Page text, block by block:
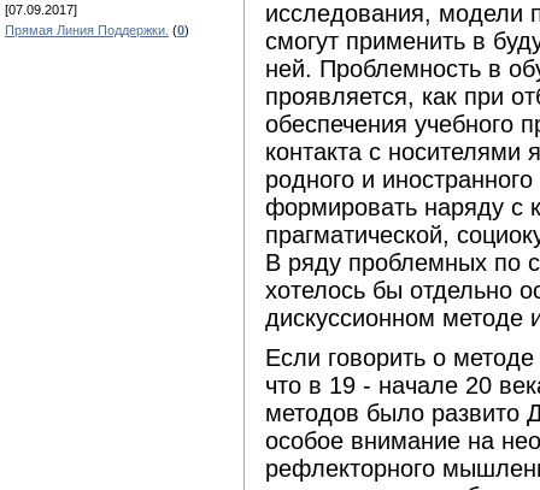
[07.09.2017]
Прямая Линия Поддержки. (0)
исследования, модели
смогут применить в
ней. Проблемность в
проявляется, как при
обеспечения учебного
контакта с носителями
родного и
формировать наряду с
прагматической,
В ряду проблемных по
хотелось бы отдельно
дискуссионном методе
Если говорить о
что в 19 - начале 20
методов было
особое внимание на
рефлекторного